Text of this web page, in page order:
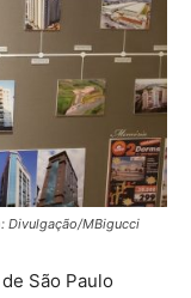
Divulgação/MBigucci
São Paulo